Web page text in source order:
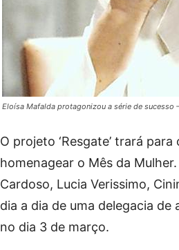
Eloísa Mafalda protagonizou a série de sucesso
O projeto ‘Resgate’ trará para
homenagear o Mês da
Cardoso, Lucia Verissimo,
dia a dia de uma delegacia
no dia 3 de março.